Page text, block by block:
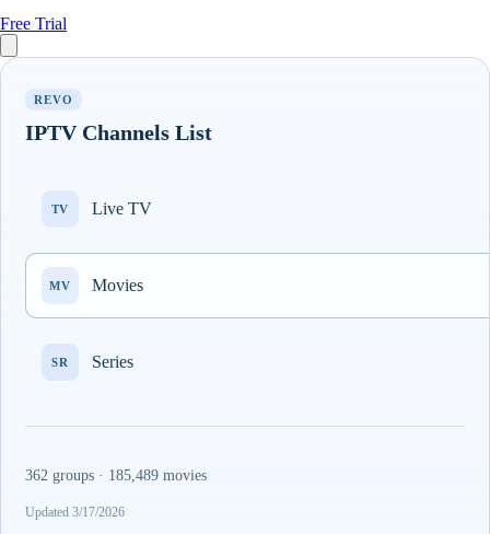
Free Trial
REVO
IPTV Channels List
TV Live TV
MV Movies
SR Series
362 groups · 185,489 movies
Updated 3/17/2026